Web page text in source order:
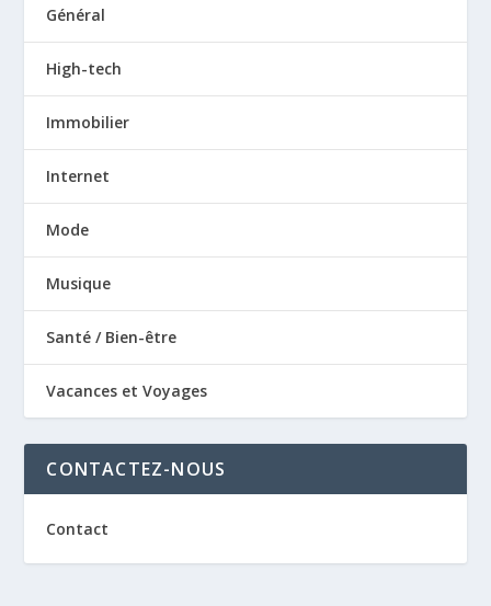
Général
High-tech
Immobilier
Internet
Mode
Musique
Santé / Bien-être
Vacances et Voyages
CONTACTEZ-NOUS
Contact